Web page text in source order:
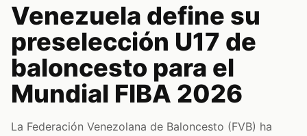
Venezuela define su
preselección U17 de
baloncesto para el
Mundial FIBA 2026
La Federación Venezolana de Baloncesto (FVB) ha